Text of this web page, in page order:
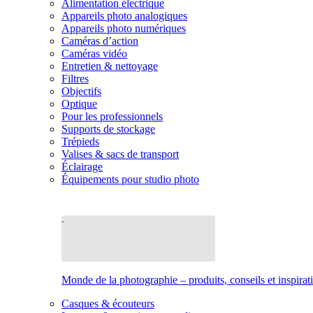
Alimentation électrique
Appareils photo analogiques
Appareils photo numériques
Caméras d’action
Caméras vidéo
Entretien & nettoyage
Filtres
Objectifs
Optique
Pour les professionnels
Supports de stockage
Trépieds
Valises & sacs de transport
Éclairage
Équipements pour studio photo
Monde de la photographie – produits, conseils et
Casques & écouteurs